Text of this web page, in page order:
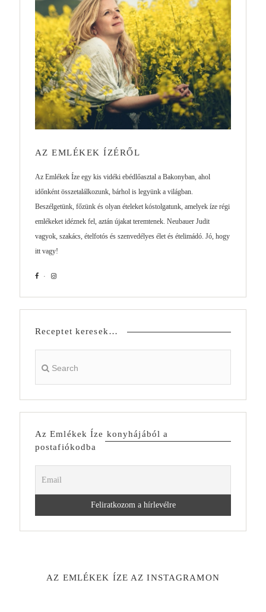
AZ EMLÉKEK ÍZÉRŐL
Az Emlékek Íze egy kis vidéki ebédlőasztal a Bakonyban, ahol
időnként összetalálkozunk, bárhol is legyünk a világban.
Beszélgetünk, főzünk és olyan ételeket kóstolgatunk, amelyek íze régi
emlékeket idéznek fel, aztán újakat teremtenek. Neubauer Judit
vagyok, szakács, ételfotós és szenvedélyes élet és ételimádó. Jó, hogy
itt vagy!
Receptet keresek…
Az Emlékek Íze konyhájából a
postafiókodba
AZ EMLÉKEK ÍZE AZ INSTAGRAMON